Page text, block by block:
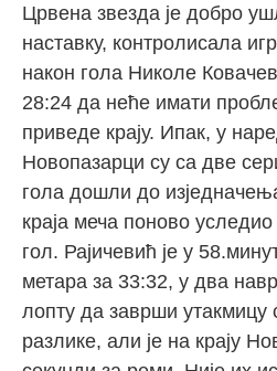
Црвена звезда је добро
наставку, контролисала
након гола Николе
28:24 да неће имати
приведе крају. Ипак, у
Новопазарци су са две
гола дошли до
краја меча поново
гол. Рајичевић је у
метара за 33:32, у два
лопту да заврши утакмицу
разлике, али је на крају